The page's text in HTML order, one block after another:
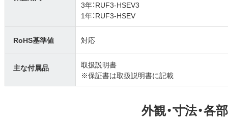
3年：RUF3-HSEV3
1年：RUF3-HSEV
RoHS基準値 対応
主な付属品
取扱説明書
※保証書は取扱説明書に記載
外観・寸法・各